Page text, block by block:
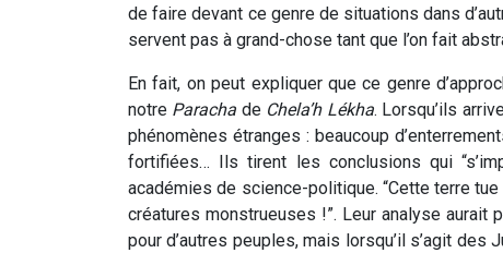
de faire devant ce genre de situations dans
servent pas à grand-chose tant que l’on fait
En fait, on peut expliquer que ce genre
notre Paracha de Chela’h Lékha. Lorsqu’ils
phénomènes étranges : beaucoup
fortifiées… Ils tirent les conclusions qui
académies de science-politique. “Cette terre
créatures monstrueuses !”. Leur analyse
pour d’autres peuples, mais lorsqu’il s’agit